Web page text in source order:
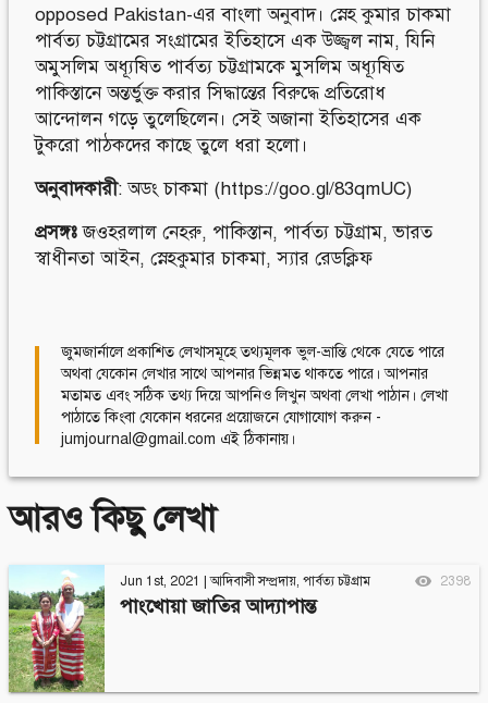
opposed Pakistan-এর বাংলা অনুবাদ। স্নেহ কুমার চাকমা
পার্বত্য চট্টগ্রামের সংগ্রামের ইতিহাসে এক উজ্জ্বল নাম, যিনি
অমুসলিম অধ্যূষিত পার্বত্য চট্টগ্রামকে মুসলিম অধ্যূষিত
পাকিস্তানে অন্তর্ভুক্ত করার সিদ্ধান্তের বিরুদ্ধে প্রতিরোধ
আন্দোলন গড়ে তুলেছিলেন। সেই অজানা ইতিহাসের এক
টুকরো পাঠকদের কাছে তুলে ধরা হলো।
অনুবাদকারী: অডং চাকমা (https://goo.gl/83qmUC)
প্রসঙ্গঃজওহরলাল নেহরু, পাকিস্তান, পার্বত্য চট্টগ্রাম,ভারত
স্বাধীনতা আইন, স্নেহকুমার চাকমা,স্যার রেডক্লিফ
জুমজার্নালে প্রকাশিত লেখাসমূহে তথ্যমূলক ভুল-ভ্রান্তি থেকে যেতে পারে
অথবা যেকোন লেখার সাথে আপনার ভিন্নমত থাকতে পারে। আপনার
মতামত এবং সঠিক তথ্য দিয়ে আপনিও লিখুন অথবা লেখা পাঠান। লেখা
পাঠাতে কিংবা যেকোন ধরনের প্রয়োজনে যোগাযোগ করুন -
jumjournal@gmail.com এই ঠিকানায়।
আরও কিছু লেখা
Jun 1st, 2021 |আদিবাসী সম্প্রদায়, পার্বত্য চট্টগ্রাম 2398
পাংখোয়া জাতির আদ্যাপান্ত